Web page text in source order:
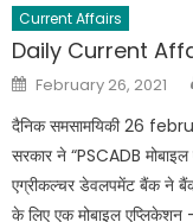
Current Affairs
Daily Current
February 26, 2021
दैनिक समसामयिकी 26
सरकार ने “PSCADB
एग्रीकल्चर डेवलपमेंट बैंक ने
के लिए एक मोबाइल एप्लिकेशन